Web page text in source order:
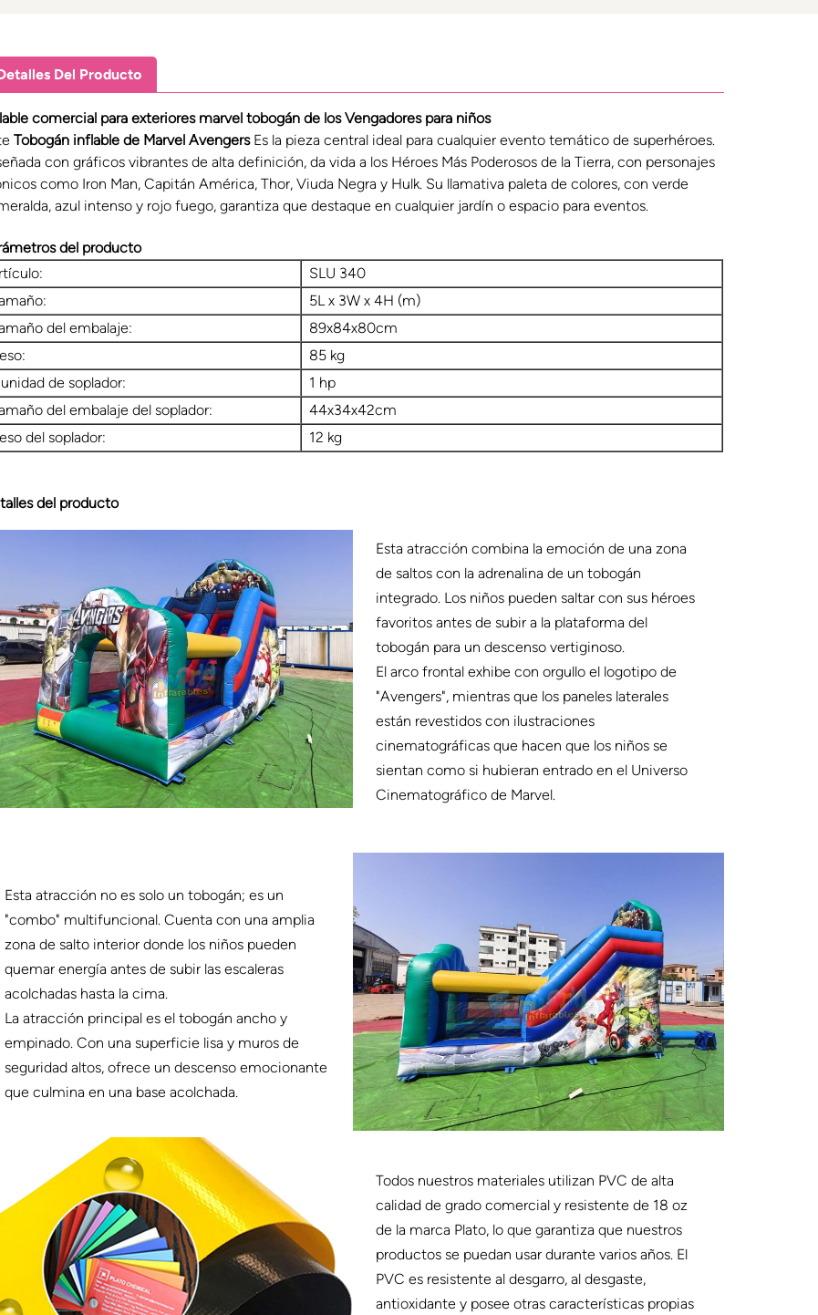
Del Producto
comercial para exteriores marvel tobogán de los Vengadores para niños
Tobogán inflable de Marvel AvengersEs la pieza central ideal para cualquier evento temático de superhéroes.
con gráficos vibrantes de alta definición, da vida a los Héroes Más Poderosos de la Tierra, con personajes
como Iron Man, Capitán América, Thor, Viuda Negra y Hulk. Su llamativa paleta de colores, con verde
azul intenso y rojo fuego, garantiza que destaque en cualquier jardín o espacio para eventos.
del producto
SLU 340
5L x 3W x 4H (m)
del embalaje:
89x84x80cm
85 kg
unidad de soplador:
1 hp
del embalaje del soplador:
44x34x42cm
del soplador:
12 kg
del producto
Esta atracción combina la emoción de una zona
de saltos con la adrenalina de un tobogán
integrado. Los niños pueden saltar con sus héroes
favoritos antes de subir a la plataforma del
tobogán para un descenso vertiginoso.
El arco frontal exhibe con orgullo el logotipo de
"Avengers", mientras que los paneles laterales
están revestidos con ilustraciones
cinematográficas que hacen que los niños se
sientan como si hubieran entrado en el Universo
Cinematográfico de Marvel.
Esta atracción no es solo un tobogán; es un
"combo" multifuncional. Cuenta con una amplia
zona de salto interior donde los niños pueden
quemar energía antes de subir las escaleras
acolchadas hasta la cima.
La atracción principal es el tobogán ancho y
empinado. Con una superficie lisa y muros de
seguridad altos, ofrece un descenso emocionante
que culmina en una base acolchada.
Todos nuestros materiales utilizan PVC de alta
calidad de grado comercial y resistente de 18 oz
de la marca Plato, lo que garantiza que nuestros
productos se puedan usar durante varios años. El
PVC es resistente al desgarro, al desgaste,
antioxidante y posee otras características propias